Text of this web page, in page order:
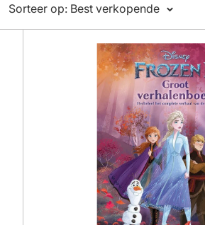
Sorteer op: Best verkopende